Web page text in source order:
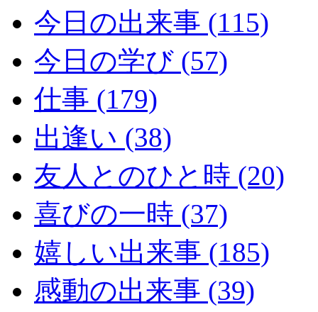
今日の出来事 (115)
今日の学び (57)
仕事 (179)
出逢い (38)
友人とのひと時 (20)
喜びの一時 (37)
嬉しい出来事 (185)
感動の出来事 (39)